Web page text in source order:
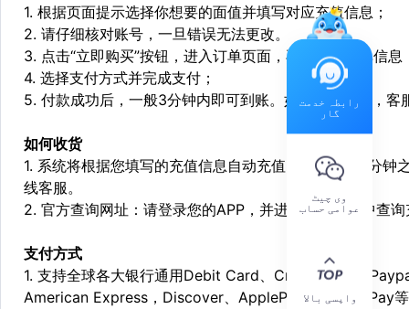
1. 根据页面提示选择你想要的面值并填写对应充值信息；
2. 请仔细核对账号，一旦错误无法更改。
3. 点击“立即购买”按钮，进入订单页面，再次确定订单信息
4. 选择支付方式并完成支付；
5. 付款成功后，一般3分钟内即可到账。如遇特殊情况，
如何收货
1. 系统将根据您填写的充值信息自动充值，一般会在3分
线客服。
2. 官方查询网址：请登录您的APP，并进入个人中心中查
支付方式
1. 支持全球各大银行通用Debit Card、Credit Card和
American Express，Discover、ApplePay和GooglePay
رابطہ خدمت
گار
وی چیٹ
عوامی حساب
واپسی بالا